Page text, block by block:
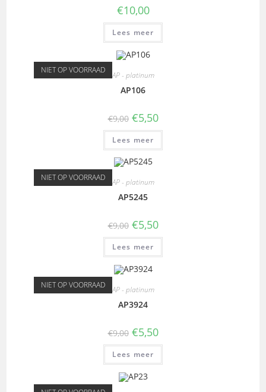
€10,00
Lees meer
NIET OP VOORRAAD AP - platinum
AP106
€9,00 €5,50
Lees meer
NIET OP VOORRAAD AP - platinum
AP5245
€9,00 €5,50
Lees meer
NIET OP VOORRAAD AP - platinum
AP3924
€9,00 €5,50
Lees meer